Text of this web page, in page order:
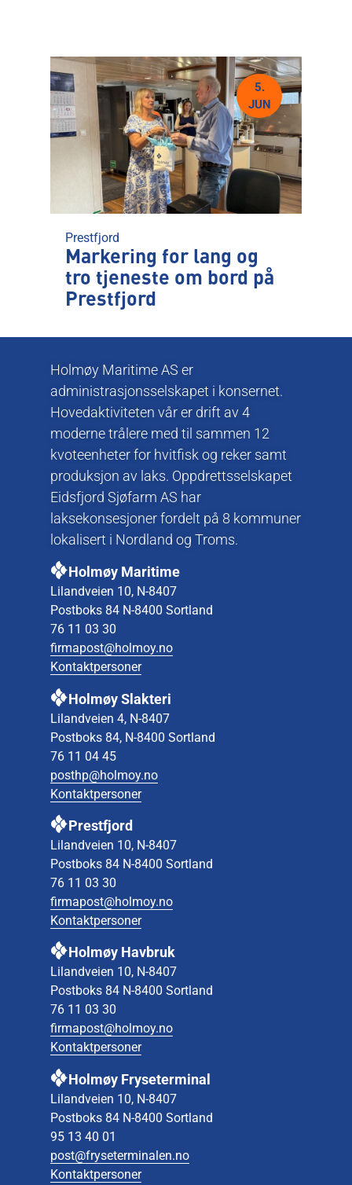
5.
JUN
Prestfjord
Markering for lang og
tro tjeneste om bord på
Prestfjord
Holmøy Maritime AS er
administrasjonsselskapet i konsernet.
Hovedaktiviteten vår er drift av 4
moderne trålere med til sammen 12
kvoteenheter for hvitfisk og reker samt
produksjon av laks. Oppdrettsselskapet
Eidsfjord Sjøfarm AS har
laksekonsesjoner fordelt på 8 kommuner
lokalisert i Nordland og Troms.
Holmøy Maritime
Lilandveien 10, N-8407
Postboks 84 N-8400 Sortland
76 11 03 30
firmapost@holmoy.no
Kontaktpersoner
Holmøy Slakteri
Lilandveien 4, N-8407
Postboks 84, N-8400 Sortland
76 11 04 45
posthp@holmoy.no
Kontaktpersoner
Prestfjord
Lilandveien 10, N-8407
Postboks 84 N-8400 Sortland
76 11 03 30
firmapost@holmoy.no
Kontaktpersoner
Holmøy Havbruk
Lilandveien 10, N-8407
Postboks 84 N-8400 Sortland
76 11 03 30
firmapost@holmoy.no
Kontaktpersoner
Holmøy Fryseterminal
Lilandveien 10, N-8407
Postboks 84 N-8400 Sortland
95 13 40 01
post@fryseterminalen.no
Kontaktpersoner